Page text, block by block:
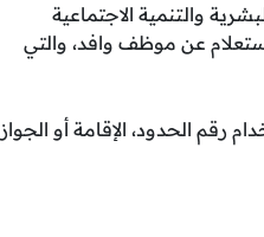
والتنمية الاجتماعية
عن موظف وافد، والتي
رقم الحدود، الإقامة أو الجواز